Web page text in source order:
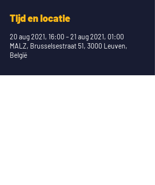
Tijd en locatie
20 aug 2021, 16:00 – 21 aug 2021, 01:00
MALZ, Brusselsestraat 51, 3000 Leuven,
België